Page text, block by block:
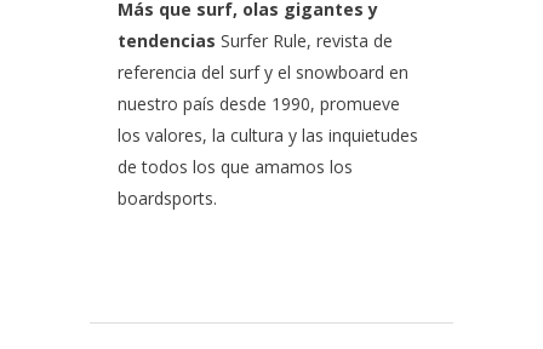
Más que surf, olas gigantes y
tendencias Surfer Rule, revista de
referencia del surf y el snowboard en
nuestro país desde 1990, promueve
los valores, la cultura y las inquietudes
de todos los que amamos los
boardsports.